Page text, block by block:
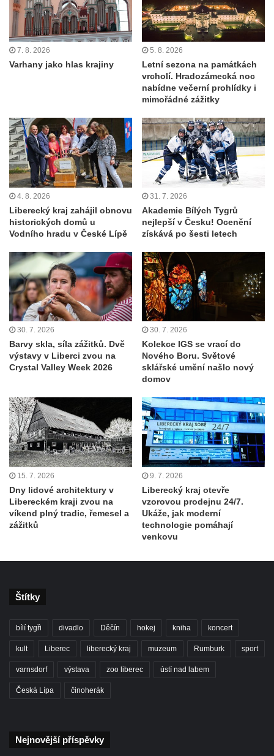
7. 8. 2026
Varhany jako hlas krajiny
5. 8. 2026
Letní sezona na památkách
vrcholí. Hradozámecká noc
nabídne večerní prohlídky i
mimořádné zážitky
4. 8. 2026
Liberecký kraj zahájil obnovu
historických domů u
Vodního hradu v České Lípě
31. 7. 2026
Akademie Bílých Tygrů
nejlepší v Česku! Ocenění
získává po šesti letech
30. 7. 2026
Barvy skla, síla zážitků. Dvě
výstavy v Liberci zvou na
Crystal Valley Week 2026
30. 7. 2026
Kolekce IGS se vrací do
Nového Boru. Světové
sklářské umění našlo nový
domov
15. 7. 2026
Dny lidové architektury v
Libereckém kraji zvou na
víkend plný tradic, řemesel a
zážitků
9. 7. 2026
Liberecký kraj otevře
vzorovou prodejnu 24/7.
Ukáže, jak moderní
technologie pomáhají
venkovu
Štítky
bílí tygři divadlo Děčín hokej kniha koncert
kult Liberec liberecký kraj muzeum Rumburk sport
varnsdorf výstava zoo liberec ústí nad labem
Česká Lípa činoherák
Nejnovější příspěvky